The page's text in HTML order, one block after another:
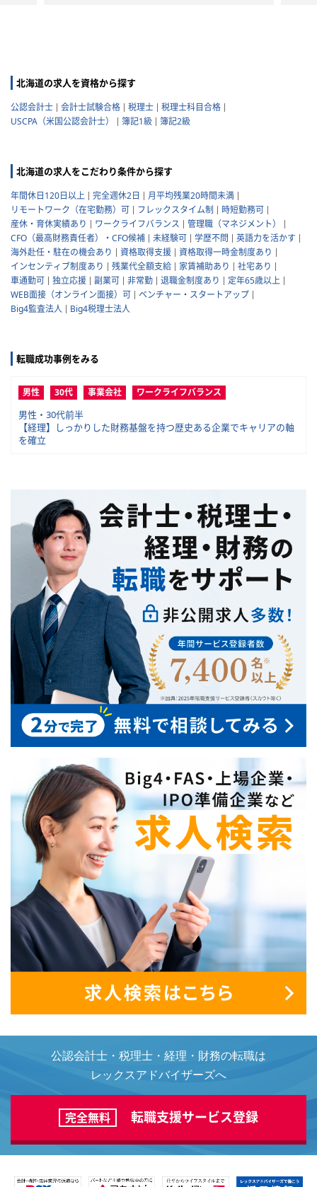
北海道の求人を資格から探す
公認会計士 会計士試験合格 税理士
税理士科目合格
USCPA（米国公認会計士）
簿記1級 簿記2級
北海道の求人をこだわり条件から探す
年間休日120日以上 完全週休2日
月平均残業20時間未満
リモートワーク（在宅勤務）可
フレックスタイム制
時短勤務可
産休・育休実績あり
ワークライフバランス
管理職（マネジメント）
CFO（最高財務責任者）・CFO候補
未経験可 学歴不問
英語力を活かす
海外赴任・駐在の機会あり
資格取得支援
資格取得一時金制度あり
インセンティブ制度あり
残業代全額支給 家賃補助あり
社宅あり
車通勤可
独立応援 副業可 非常勤 退職金制度あり
定年65歳以上
WEB面接（オンライン面接）可
ベンチャー・スタートアップ
Big4監査法人
Big4税理士法人
転職成功事例をみる
男性 30代 事業会社 ワークライフバランス
男性・30代前半
【経理】しっかりした財務基盤を持つ歴史ある企業でキャリアの軸
を確立
公認会計士・税理士・経理・財務の転職は
レックスアドバイザーズへ
完全無料 転職支援サービス登録